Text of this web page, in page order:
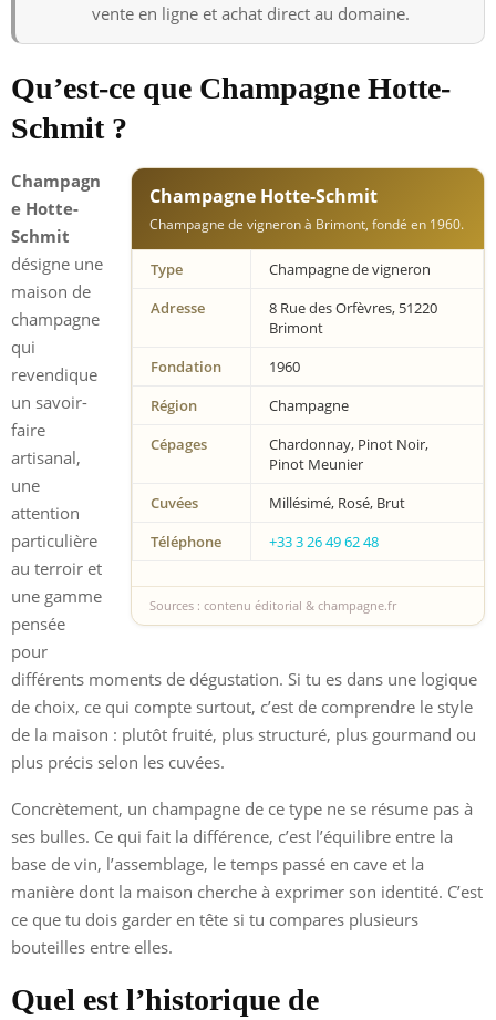
vente en ligne et achat direct au domaine.
Qu’est-ce que Champagne Hotte-
Schmit ?
Champagne Hotte-Schmit
Champagne de vigneron à Brimont, fondé en 1960.
Type
Champagne de vigneron
Adresse
8 Rue des Orfèvres, 51220
Brimont
Fondation
1960
Région
Champagne
Cépages
Chardonnay, Pinot Noir,
Pinot Meunier
Cuvées
Millésimé, Rosé, Brut
Téléphone
+33 3 26 49 62 48
Sources : contenu éditorial & champagne.fr
Champagn
e Hotte-
Schmit
désigne une
maison de
champagne
qui
revendique
un savoir-
faire
artisanal,
une
attention
particulière
au terroir et
une gamme
pensée
pour
différents moments de dégustation. Si tu es dans une logique
de choix, ce qui compte surtout, c’est de comprendre le style
de la maison : plutôt fruité, plus structuré, plus gourmand ou
plus précis selon les cuvées.
Concrètement, un champagne de ce type ne se résume pas à
ses bulles. Ce qui fait la différence, c’est l’équilibre entre la
base de vin, l’assemblage, le temps passé en cave et la
manière dont la maison cherche à exprimer son identité. C’est
ce que tu dois garder en tête si tu compares plusieurs
bouteilles entre elles.
Quel est l’historique de